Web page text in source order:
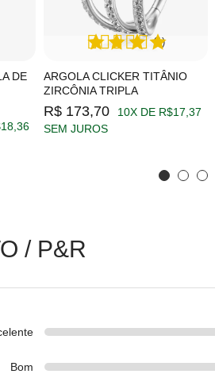
DE
ARGOLA CLICKER TITÂNIO
ZIRCÔNIA TRIPLA
(1)
R$ 173,70
10X DE R$17,37
SEM JUROS
/ P&R
Bom